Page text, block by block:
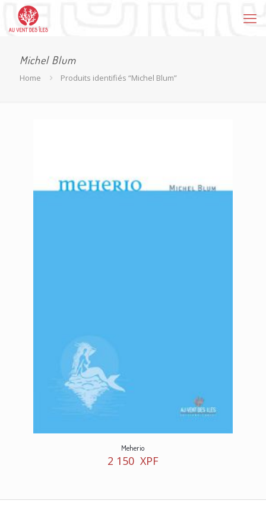
Michel Blum
Home Produits identifiés “Michel Blum”
Meherio
2 150 XPF